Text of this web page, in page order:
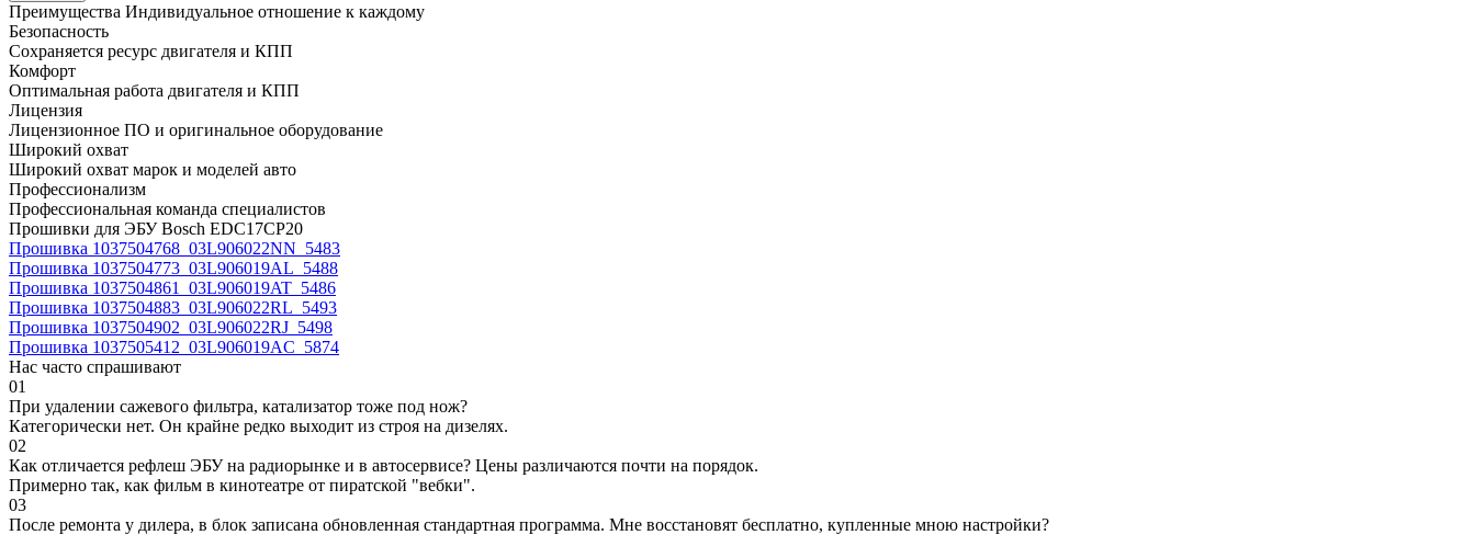
Преимущества Индивидуальное отношение к каждому
Безопасность
Сохраняется ресурс двигателя и КПП
Комфорт
Оптимальная работа двигателя и КПП
Лицензия
Лицензионное ПО и оригинальное оборудование
Широкий охват
Широкий охват марок и моделей авто
Профессионализм
Профессиональная команда специалистов
Прошивки для ЭБУ Bosch EDC17CP20
Прошивка 1037504768_03L906022NN_5483
Прошивка 1037504773_03L906019AL_5488
Прошивка 1037504861_03L906019AT_5486
Прошивка 1037504883_03L906022RL_5493
Прошивка 1037504902_03L906022RJ_5498
Прошивка 1037505412_03L906019AC_5874
Нас часто спрашивают
01
При удалении сажевого фильтра, катализатор тоже под нож?
Категорически нет. Он крайне редко выходит из строя на дизелях.
02
Как отличается рефлеш ЭБУ на радиорынке и в автосервисе? Цены различаются почти на порядок.
Примерно так, как фильм в кинотеатре от пиратской "вебки".
03
После ремонта у дилера, в блок записана обновленная стандартная программа. Мне восстановят бесплатно, купленные мною настройки?